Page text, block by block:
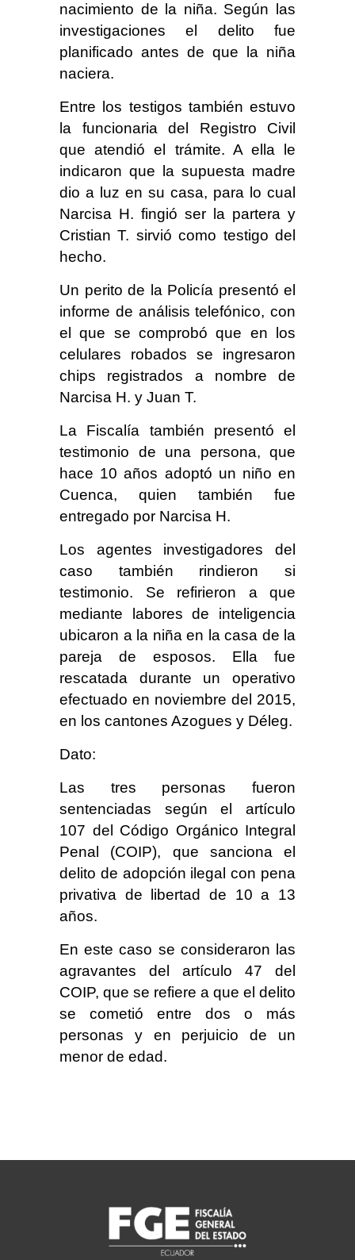
nacimiento de la niña. Según las
investigaciones el delito fue
planificado antes de que la niña
naciera.
Entre los testigos también estuvo
la funcionaria del Registro Civil
que atendió el trámite. A ella le
indicaron que la supuesta madre
dio a luz en su casa, para lo cual
Narcisa H. fingió ser la partera y
Cristian T. sirvió como testigo del
hecho.
Un perito de la Policía presentó el
informe de análisis telefónico, con
el que se comprobó que en los
celulares robados se ingresaron
chips registrados a nombre de
Narcisa H. y Juan T.
La Fiscalía también presentó el
testimonio de una persona, que
hace 10 años adoptó un niño en
Cuenca, quien también fue
entregado por Narcisa H.
Los agentes investigadores del
caso también rindieron si
testimonio. Se refirieron a que
mediante labores de inteligencia
ubicaron a la niña en la casa de la
pareja de esposos. Ella fue
rescatada durante un operativo
efectuado en noviembre del 2015,
en los cantones Azogues y Déleg.
Dato:
Las tres personas fueron
sentenciadas según el artículo
107 del Código Orgánico Integral
Penal (COIP), que sanciona el
delito de adopción ilegal con pena
privativa de libertad de 10 a 13
años.
En este caso se consideraron las
agravantes del artículo 47 del
COIP, que se refiere a que el delito
se cometió entre dos o más
personas y en perjuicio de un
menor de edad.